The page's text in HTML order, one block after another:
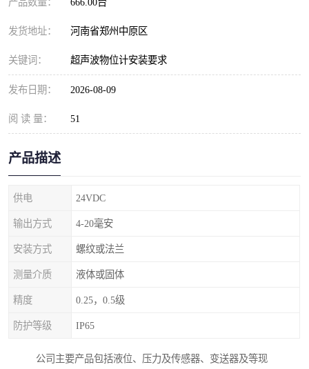
发货地址： 河南省郑州中原区
关键词： 超声波物位计安装要求
发布日期： 2026-08-09
阅 读 量： 51
产品描述
供电 24VDC
输出方式 4-20毫安
安装方式 螺纹或法兰
测量介质 液体或固体
精度 0.25，0.5级
防护等级 IP65
公司主要产品包括液位、压力及传感器、变送器及等现